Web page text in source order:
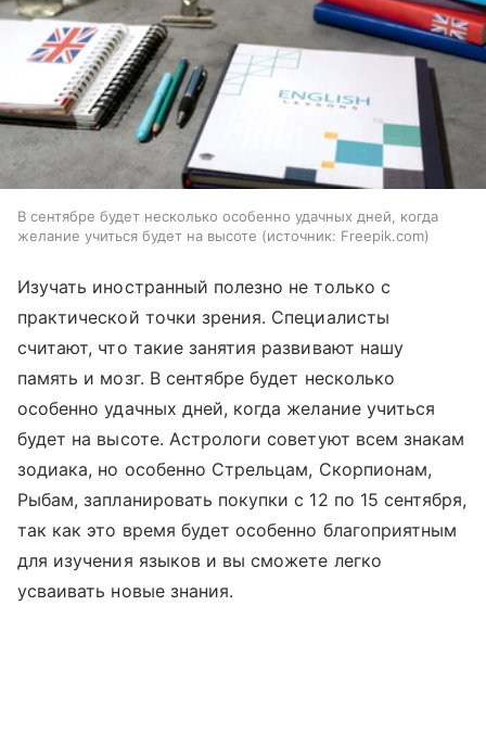
В сентябре будет несколько особенно удачных дней, когда
желание учиться будет на высоте
источник: Freepik.com
Изучать иностранный полезно не только с
практической точки зрения. Специалисты
считают, что такие занятия развивают нашу
память и мозг. В сентябре будет несколько
особенно удачных дней, когда желание учиться
будет на высоте. Астрологи советуют всем знакам
зодиака, но особенно Стрельцам, Скорпионам,
Рыбам, запланировать покупки с 12 по 15 сентября,
так как это время будет особенно благоприятным
для изучения языков и вы сможете легко
усваивать новые знания.